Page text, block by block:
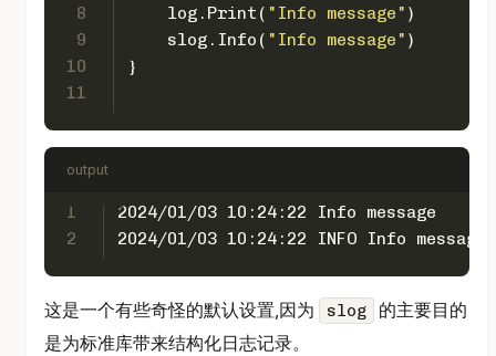
8
9
10
11
    log.Print(
"Info message" )
    slog.Info(
"Info message" )
}
output
1
2
2024/01/03 10:24:22 Info message
2024/01/03 10:24:22 INFO Info message
这是一个有些奇怪的默认设置,因为 slog
的主要目的
是为标准库带来结构化日志记录。